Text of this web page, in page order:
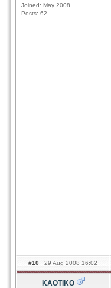
Joined: May 2008
Posts: 62
#10 29 Aug 2008 16:02
KAOTIKO